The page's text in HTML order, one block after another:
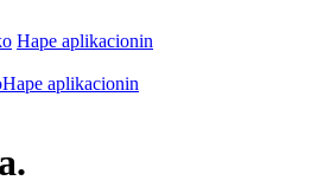
Hape aplikacionin
Hape aplikacionin